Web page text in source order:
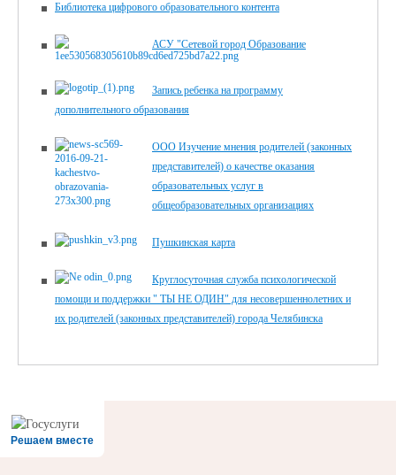
Библиотека цифрового образова­тельного контента
АСУ "Сетевой город Образование
Запись ребенка на программу
дополнительного образования
ООО Изучение мнения родителей (законных
представителей) о качестве оказания
образовательных услуг в
общеобразовательных организациях
Пушкинская карта
Круглосуточная служба психологической
помощи и поддержки " ТЫ НЕ ОДИН" для несовершеннолетних и
их родителей (законных представителей) города Челябинска
Решаем вместе